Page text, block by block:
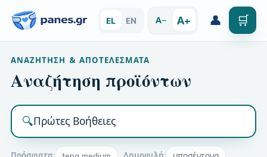
EL EN Α− Α+ 👤 🛒
ΑΝΑΖΉΤΗΣΗ & ΑΠΟΤΕΛΈΣΜΑΤΑ
Αναζήτηση προϊόντων
🔍
Πρόσφατα: Δημοφιλή: